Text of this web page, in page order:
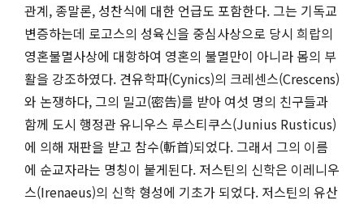
관계, 종말론, 성찬식에 대한 언급도 포함한다. 그는 기독교
변증하는데 로고스의 성육신을 중심사상으로 당시 희랍의
영혼불멸사상에 대항하여 영혼의 불멸만이 아니라 몸의 부
활을 강조하였다. 견유학파(Cynics)의 크레센스(Crescens)
와 논쟁하다, 그의 밀고(密告)를 받아 여섯 명의 친구들과
함께 도시 행정관 유니우스 루스티쿠스(Junius Rusticus)
에 의해 재판을 받고 참수(斬首)되었다. 그래서 그의 이름
에 순교자라는 명칭이 붙게된다. 저스틴의 신학은 이레니우
스(Irenaeus)의 신학 형성에 기초가 되었다. 저스틴의 유산